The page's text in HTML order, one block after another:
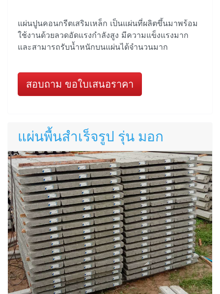
แผ่นปูนคอนกรีตเสริมเหล็ก เป็นแผ่นที่ผลิตขึ้นมาพร้อม
ใช้งานด้วยลวดอัดแรงกำลังสูง มีความแข็งแรงมาก
และสามารถรับน้ำหนักบนแผ่นได้จำนวนมาก
สอบถาม ขอใบเสนอราคา
แผ่นพื้นสำเร็จรูป รุ่น มอก